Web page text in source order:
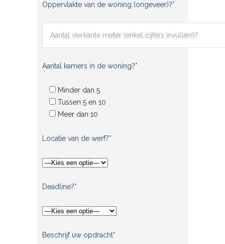
Oppervlakte van de woning (ongeveer)?*
Aantal kamers in de woning?*
Minder dan 5
Tussen 5 en 10
Meer dan 10
Locatie van de werf?*
Deadline?*
Beschrijf uw opdracht*